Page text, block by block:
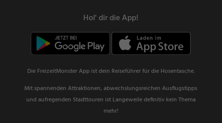
Hol' dir die App!
Die FreizeitMonster App ist dein Reiseführer für die Hosentasche.
Mit spannenden Attraktionen, abwechslungsreichen Ausflugstipps
und aufregenden Stadttouren ist Langeweile definitiv kein Thema
mehr!